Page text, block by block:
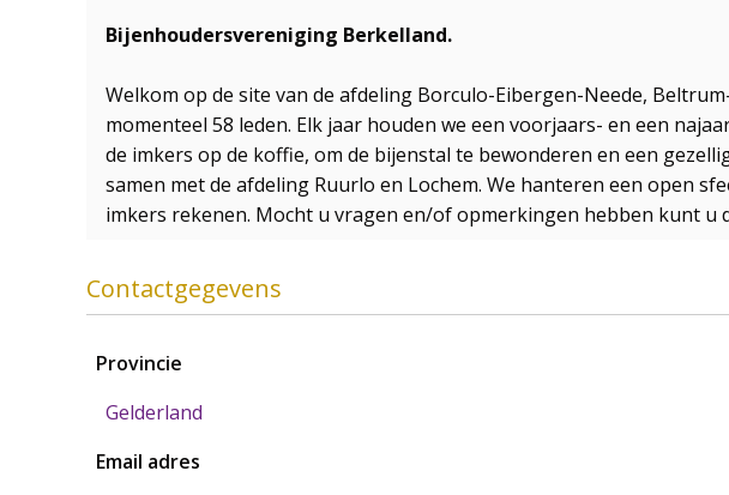
Bijenhoudersvereniging Berkelland.
Welkom op de site van de afdeling Borculo-Eibergen-Neede,
momenteel 58 leden. Elk jaar houden we een voorjaars- en een
de imkers op de koffie, om de bijenstal te bewonderen en een
samen met de afdeling Ruurlo en Lochem. We hanteren een open
imkers rekenen. Mocht u vragen en/of opmerkingen hebben kunt u
Contactgegevens
Provincie
Gelderland
Email adres